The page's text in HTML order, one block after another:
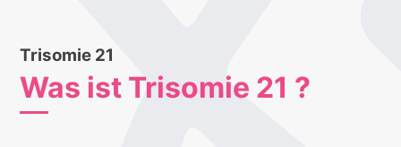
Trisomie 21
Was ist Trisomie 21 ?